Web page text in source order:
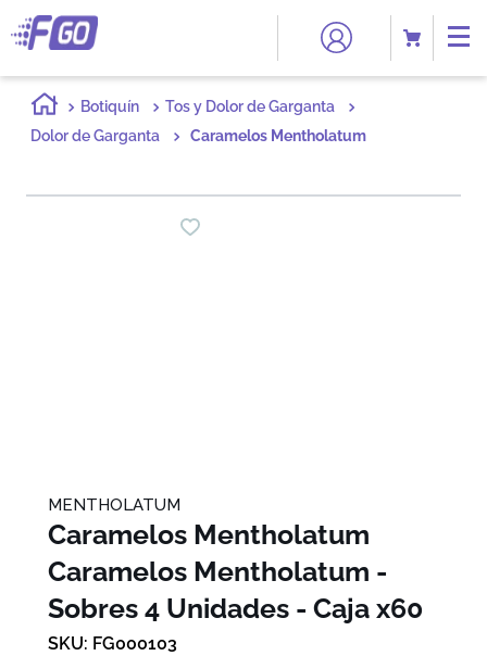
Botiquín
Tos y Dolor de Garganta
Dolor de Garganta
Caramelos Mentholatum
MENTHOLATUM
Caramelos Mentholatum
Caramelos Mentholatum -
Sobres 4 Unidades - Caja x60
FG000103